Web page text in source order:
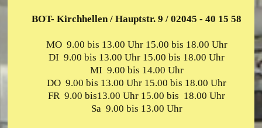
BOT- Kirchhellen / Hauptstr. 9 / 02045 - 40 15 58
MO 9.00 bis 13.00 Uhr 15.00 bis 18.00 Uhr
DI 9.00 bis 13.00 Uhr 15.00 bis 18.00 Uhr
MI 9.00 bis 14.00 Uhr
DO 9.00 bis 13.00 Uhr 15.00 bis 18.00 Uhr
FR 9.00 bis13.00 Uhr 15.00 bis 18.00 Uhr
Sa 9.00 bis 13.00 Uhr